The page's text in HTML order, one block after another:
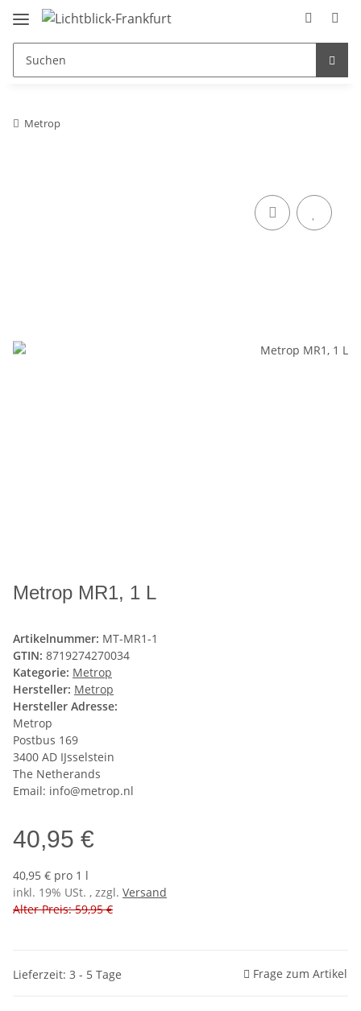
Metrop
Metrop MR1, 1 L
Artikelnummer: MT-MR1-1
GTIN: 8719274270034
Kategorie: Metrop
Hersteller: Metrop
Hersteller Adresse:
Metrop
Postbus 169
3400 AD IJsselstein
The Netherands
Email: info@metrop.nl
40,95 €
40,95 € pro 1 l
inkl. 19% USt. , zzgl. Versand
Alter Preis: 59,95 €
Lieferzeit: 3 - 5 Tage Frage zum Artikel